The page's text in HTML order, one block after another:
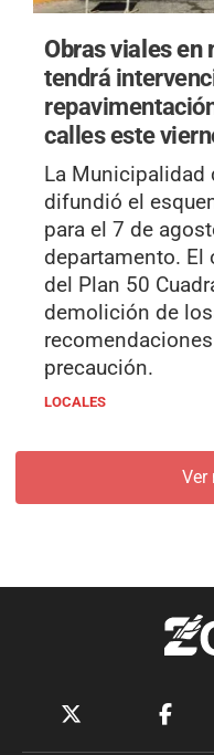
Obras viales en
tendrá
calles este
La Municipalidad
difundió el
para el 7 de
departamento. El
del Plan 50
demolición de
precaución.
LOCALES
Ver